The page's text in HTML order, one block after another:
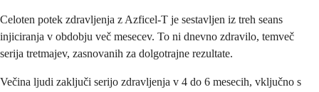
Celoten potek zdravljenja z Azficel-T je sestavljen iz treh seans
injiciranja v obdobju več mesecev. To ni dnevno zdravilo, temveč
serija tretmajev, zasnovanih za dolgotrajne rezultate.
Večina ljudi zaključi serijo zdravljenja v 4 do 6 mesecih, vključno s